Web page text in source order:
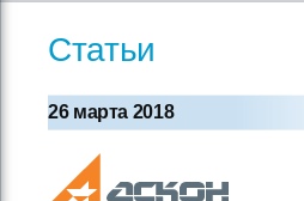
Статьи
26 марта 2018